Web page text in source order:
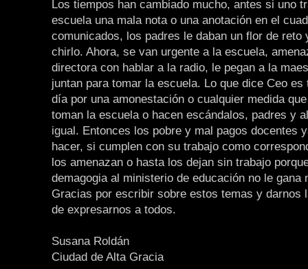
Los tiempos han cambiado mucho, antes si uno
escuela una mala nota o una anotación en el
comunicados, los padres le daban un flor de reto
chirlo. Ahora, se van urgente a la escuela,
directora con hablar a la radio, le pegan a la
juntan para tomar la escuela. Lo que dice Ceo
día por una amonestación o cualquier medida
toman la escuela o hacen escándalos, padres y
igual. Entonces los pobre y mal pagos docentes
hacer, si cumplen con su trabajo como
los amenazan o hasta los dejan sin trabajo
demagogia al ministerio de educación no le gana
Gracias por escribir sobre estos temas y darnos
de expresarnos a todos.
Susana Roldán
Ciudad de Alta Gracia